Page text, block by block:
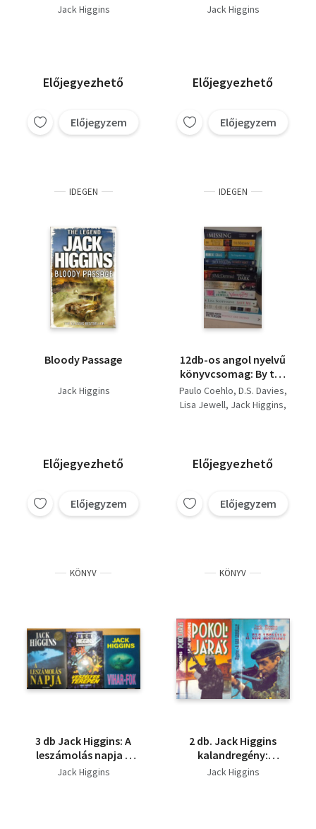
Jack Higgins
Előjegyezhető
Előjegyzem
Jack Higgins
Előjegyezhető
Előjegyzem
IDEGEN
Bloody Passage
Jack Higgins
Előjegyezhető
Előjegyzem
IDEGEN
12db-os angol nyelvű
könyvcsomag: By the
river Piedra I sat down
and wept + The
Me + The Forgotten
Man + The
Missing + The Mailman
+ Protect and Defend
Paulo Coehlo D.S. Davies
Lisa Jewell Jack Higgins
Thomas Eidson
Val McDermid
Caro Peacock
Előjegyezhető
Előjegyzem
KÖNYV
3 db Jack Higgins: A
leszámolás napja +
Veszélyes terepen +
Jack Higgins
KÖNYV
2 db. Jack Higgins
kalandregény:
Pokoljárás (A Season
Jack Higgins